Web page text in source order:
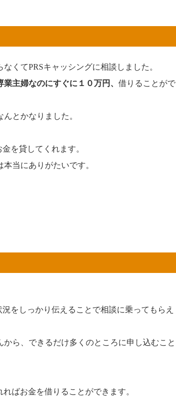
くてPRSキャッシングに相談しました。
業主婦なのにすぐに１０万円、 借りることがで
とかなりました。
を貸してくれます。
当にありがたいです。
をしっかり伝えることで相談に乗ってもらえ
ら、できるだけ多くのところに申し込むこと
ばお金を借りることができます。